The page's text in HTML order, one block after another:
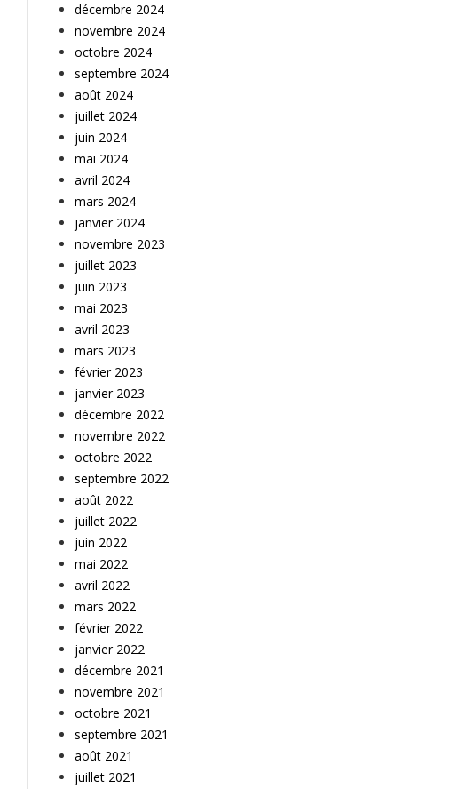
décembre 2024
novembre 2024
octobre 2024
septembre 2024
août 2024
juillet 2024
juin 2024
mai 2024
avril 2024
mars 2024
janvier 2024
novembre 2023
juillet 2023
juin 2023
mai 2023
avril 2023
mars 2023
février 2023
janvier 2023
décembre 2022
novembre 2022
octobre 2022
septembre 2022
août 2022
juillet 2022
juin 2022
mai 2022
avril 2022
mars 2022
février 2022
janvier 2022
décembre 2021
novembre 2021
octobre 2021
septembre 2021
août 2021
juillet 2021